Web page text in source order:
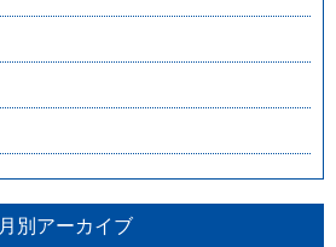
月別アーカイブ